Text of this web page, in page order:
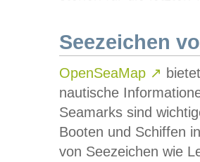
Seezeichen
OpenSeaMap ↗
nautische
Seamarks sind
Booten und Schiffen
von Seezeichen wie